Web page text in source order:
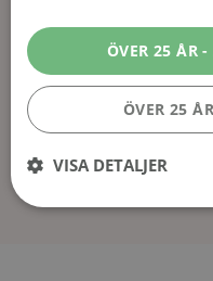
Spännande!
Beställt, ska bli
0 0 Visa
ÖVER 25 ÅR -
ÖVER 25
VISA DETALJER